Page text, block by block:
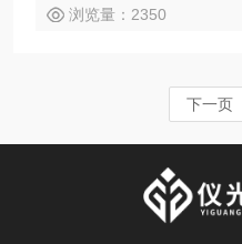
浏览量：2350
下一页